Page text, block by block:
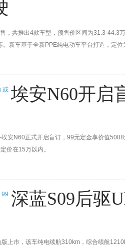
，共推出4款车型，预售价区间为31.3-44.3
新车基于全新PPE纯电动车平台打造，定
埃安N60开启
安N60正式开启盲订，99元定金享价值
价在15万以内。
深蓝S09后驱
上市，该车纯电续航310km，综合续航